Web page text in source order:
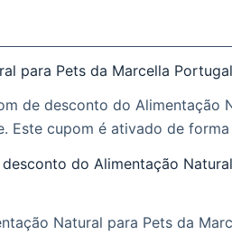
para Pets da Marcella Portugal
de desconto do Alimentação
Este cupom é ativado de
do Alimentação
Natural para Pets da